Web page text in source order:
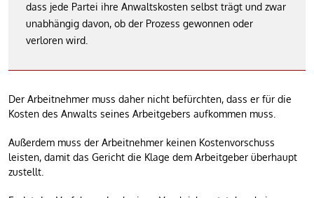
dass jede Partei ihre Anwaltskosten selbst trägt und zwar
unabhängig davon, ob der Prozess gewonnen oder
verloren wird.
Der Arbeitnehmer muss daher nicht befürchten, dass er für die
Kosten des Anwalts seines Arbeitgebers aufkommen muss.
Außerdem muss der Arbeitnehmer keinen Kostenvorschuss
leisten, damit das Gericht die Klage dem Arbeitgeber überhaupt
zustellt.